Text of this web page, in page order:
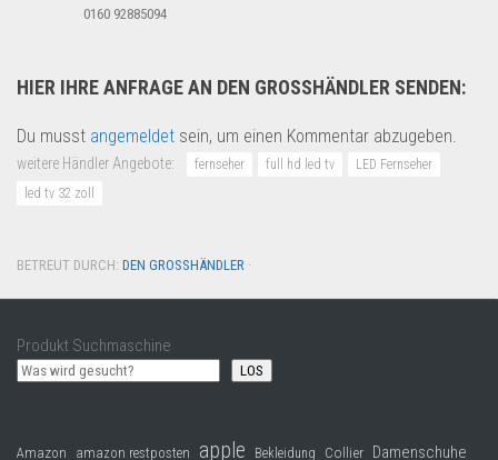
0160 92885094
HIER IHRE ANFRAGE AN DEN GROSSHÄNDLER SENDEN:
Du musst angemeldet sein, um einen Kommentar abzugeben.
weitere Händler Angebote: fernseher full hd led tv
LED Fernseher
led tv 32 zoll
BETREUT DURCH: DEN GROSSHÄNDLER ·
Produkt Suchmaschine
LOS
Amazon amazon restposten apple Bekleidung Collier Damenschuhe